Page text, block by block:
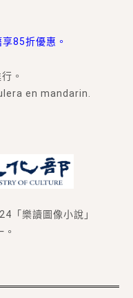
85折優惠。
。
en mandarin.
「樂讀圖像小說」